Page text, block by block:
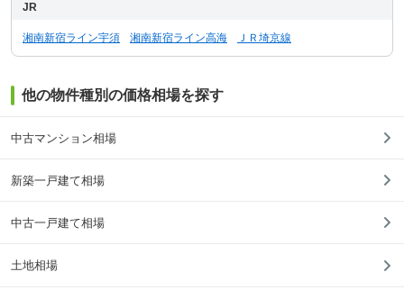
JR
湘南新宿ライン宇須 湘南新宿ライン高海 ＪＲ埼京線
他の物件種別の価格相場を探す
中古マンション相場
新築一戸建て相場
中古一戸建て相場
土地相場